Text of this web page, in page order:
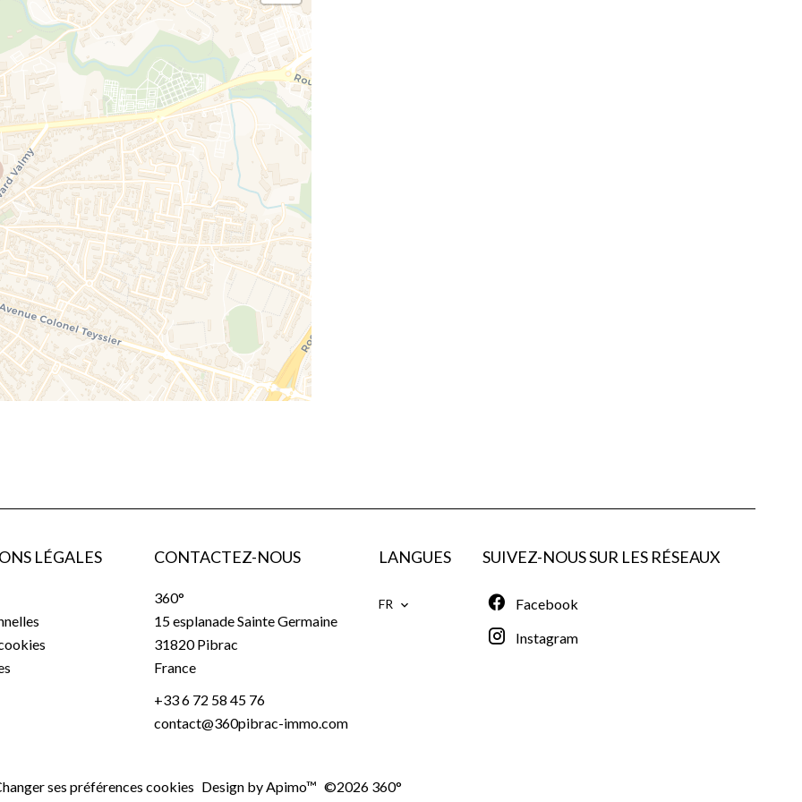
LÉGALES CONTACTEZ-NOUS
360°
15 esplanade Sainte Germaine
31820Pibrac
France
+33 6 72 58 45 76
contact@360pibrac-immo.com
LANGUES
FR
SUIVEZ-NOUS SUR LES RÉSEAUX
Facebook
Instagram
ses préférences cookies Design byApimo™ ©2026 360°